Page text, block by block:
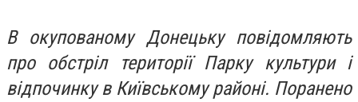
В окупованому Донецьку повідомляють
про обстріл території Парку культури і
відпочинку в Київському районі. Поранено